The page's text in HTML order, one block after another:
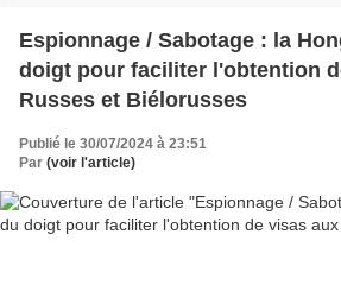
Espionnage / Sabotage : la
doigt pour faciliter l'obtention
Russes et Biélorusses
Publié le 30/07/2024 à 23:51
Par (voir l'article)